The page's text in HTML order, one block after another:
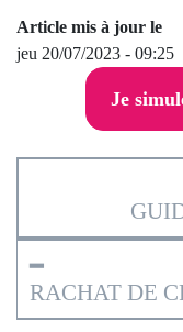
Article mis à jour le
jeu 20/07/2023 - 09:25
Je
━
RACHAT DE